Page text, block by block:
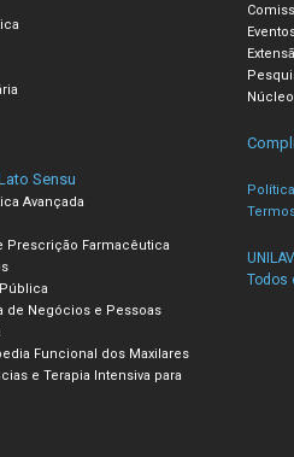
Sensu
Avançada
Prescrição Farmacêutica
de Negócios e Pessoas
Funcional dos Maxilares
e Terapia Intensiva para
Todos